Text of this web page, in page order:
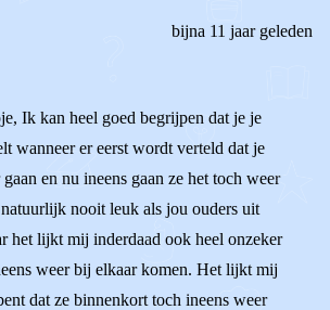
bijna 11 jaar geleden
Ik kan heel goed begrijpen dat je je
wanneer er eerst wordt verteld dat je
en nu ineens gaan ze het toch weer
nooit leuk als jou ouders uit
het lijkt mij inderdaad ook heel onzeker
weer bij elkaar komen. Het lijkt mij
dat ze binnenkort toch ineens weer